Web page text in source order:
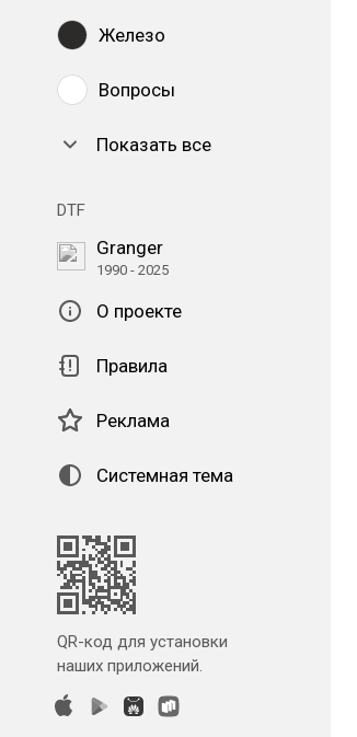
Железо
Вопросы
Показать все
DTF
Granger
1990 - 2025
О проекте
Правила
Реклама
Системная тема
QR-код для установки
наших приложений.